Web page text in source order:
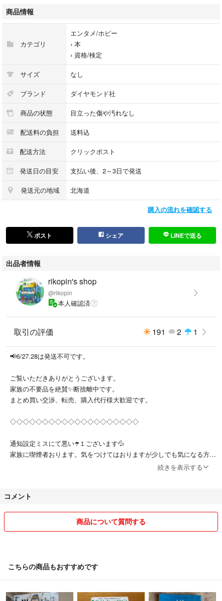
#BOOK
商品情報
カテゴリ
エンタメ/ホビー
› 本
› 資格/検定
サイズ なし
ブランド ダイヤモンド社
商品の状態 目立った傷や汚れなし
配送料の負担 送料込
配送方法 クリックポスト
発送日の目安 支払い後、2～3日で発送
発送元の地域 北海道
購入の流れを確認する
ポスト シェア LINEで送る
出品者情報
rikopin's shop
@rikopin
本人確認済
取引の評価 191 2 1
📢6/27.28は発送不可です。
ご覧いただきありがとうございます。
家族の不要品を絶賛✨断捨離中です。
まとめ買い交渉、転売、購入代行様大歓迎です。
◇◇◇◇◇◇◇◇◇◇◇◇◇◇◇◇◇◇◇◇
通知設定ミスにて悪い☂️１ございます💦
家族に喫煙者おります。気をつけてはおりますが少しでも気になる方は
評価にも影響しませんので気楽にお取引ください🫡
ポイントスーパー還元常時設定の為、過度なお値下げ交渉はお控えくだ
さい😌
に匿名配送は承れません。
不明な点はお気軽に何なりと💬よりお問い合わせ下さい😊
度お送り下さい)
続きを表示する
コメント
商品について質問する
こちらの商品もおすすめです